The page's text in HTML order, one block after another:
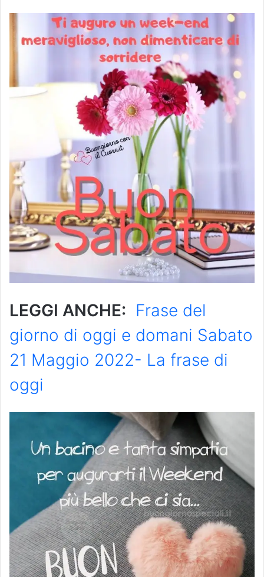
LEGGI ANCHE: Frase del
giorno di oggi e domani Sabato
21 Maggio 2022- La frase di
oggi